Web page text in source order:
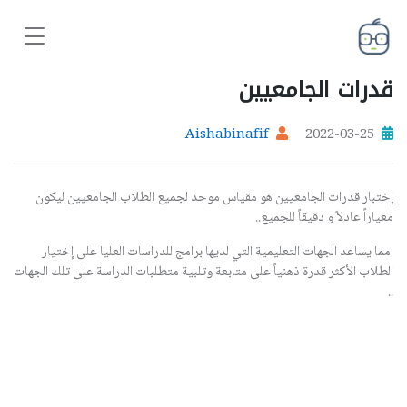
قدرات الجامعيين
2022-03-25
Aishabinafif
إختبار قدرات الجامعيين هو مقياس موحد لجميع الطلاب الجامعيين ليكون
معياراً عادلاً و دقيقاً للجميع..
مما يساعد الجهات التعليمية التي لديها برامج للدراسات العليا على إختيار
الطلاب الأكثر قدرة ذهنياً على متابعة وتلبية متطلبات الدراسة على تلك الجهات
..